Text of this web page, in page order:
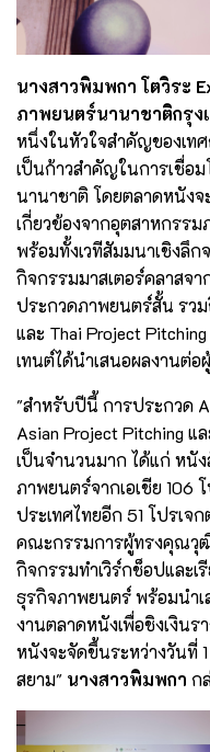
นางสาวพิมพกา โตวิระ
ภาพยนตร์นานาชาติกรุ
หนึ่งในหัวใจสำคัญของเท
เป็นก้าวสำคัญในการเชื่อ
นานาชาติ โดยตลาดหนังจ
เกี่ยวข้องจากอุตสาหกรร
พร้อมทั้งเวทีสัมมนาเชิงลึ
กิจกรรมมาสเตอร์คลาสจ
ประกวดภาพยนตร์สั้น รวม
และ Thai Project
เทนต์ได้นำเสนอผลงานต่
"สำหรับปีนี้ การประกวด
Asian Project Pitching แ
เป็นจำนวนมาก ได้แก่ หนัง
ภาพยนตร์จากเอเชีย 106
ประเทศไทยอีก 51 โปรเ
คณะกรรมการผู้ทรงคุณวุ
กิจกรรมทำเวิร์กช็อปและ
ธุรกิจภาพยนตร์ พร้อมนำ
งานตลาดหนังเพื่อชิงเงิน
หนังจะจัดขึ้นระหว่างวันที่
สยาม" นางสาวพิมพกา ก